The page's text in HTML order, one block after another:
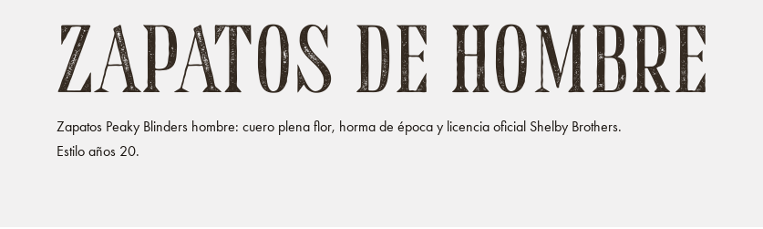
ZAPATOS DE HOMBRE
Zapatos Peaky Blinders hombre: cuero plena flor, horma de época y licencia oficial Shelby Brothers.
Estilo años 20.